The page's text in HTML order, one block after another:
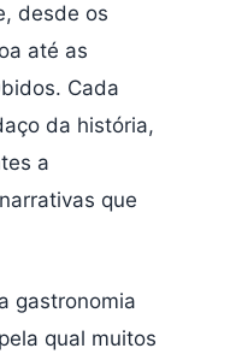
desde os
até as
Cada
da história,
a
que
gastronomia
qual muitos